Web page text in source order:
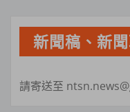
新聞稿、新
請寄送至